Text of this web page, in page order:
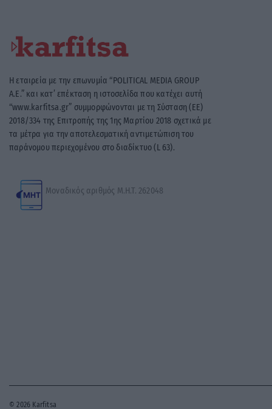
Η εταιρεία με την επωνυμία “POLITICAL MEDIA GROUP
A.E.” και κατ’ επέκταση η ιστοσελίδα που κατέχει αυτή
“www.karfitsa.gr” συμμορφώνονται με τη Σύσταση (ΕΕ)
2018/334 της Επιτροπής της 1ης Μαρτίου 2018 σχετικά με
τα μέτρα για την αποτελεσματική αντιμετώπιση του
παράνομου περιεχομένου στο διαδίκτυο (L 63).
Μοναδικός αριθμός Μ.Η.Τ. 262048
© 2026 Karfitsa